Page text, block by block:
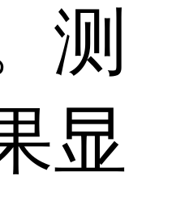
测
显